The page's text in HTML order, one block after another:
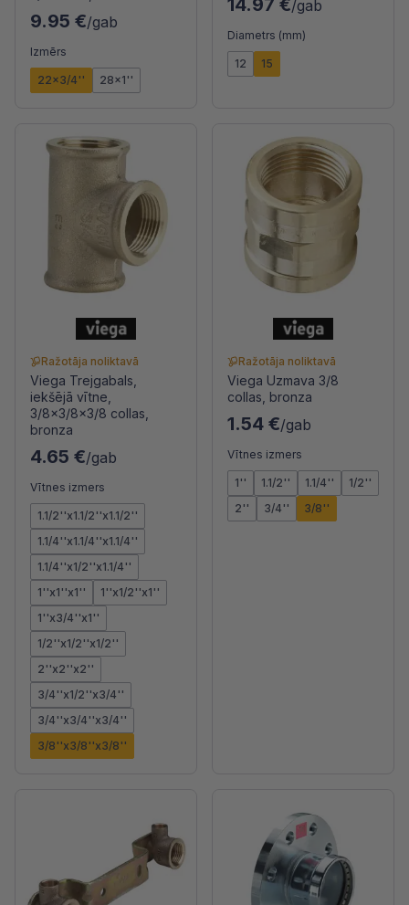
9.95 €/gab
Izmērs
22x3/4'' 28x1''
14.97 €/gab
Diametrs (mm)
12 15
Ražotāja noliktavā
Viega Trejgabals,
iekšējā vītne,
3/8x3/8x3/8 collas,
bronza
4.65 €/gab
Vītnes izmers
1.1/2''x1.1/2''x1.1/2''
1.1/4''x1.1/4''x1.1/4''
1.1/4''x1/2''x1.1/4''
1''x1''x1''
1''x1/2''x1''
1''x3/4''x1''
1/2''x1/2''x1/2''
2''x2''x2''
3/4''x1/2''x3/4''
3/4''x3/4''x3/4''
3/8''x3/8''x3/8''
Ražotāja noliktavā
Viega Uzmava 3/8
collas, bronza
1.54 €/gab
Vītnes izmers
1'' 1.1/2'' 1.1/4''
1/2''
2''
3/4'' 3/8''